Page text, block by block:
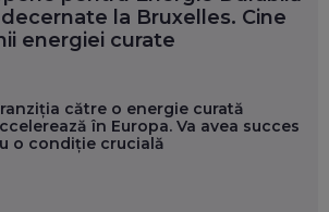
la Bruxelles. Cine
energiei curate
către o energie curată
în Europa. Va avea succes
o condiție crucială